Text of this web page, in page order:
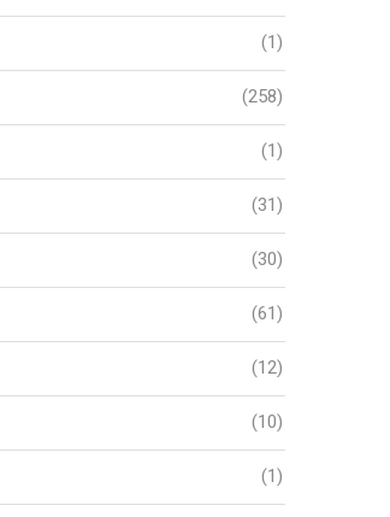
(1)
(258)
(1)
(31)
(30)
(61)
(12)
(10)
(1)